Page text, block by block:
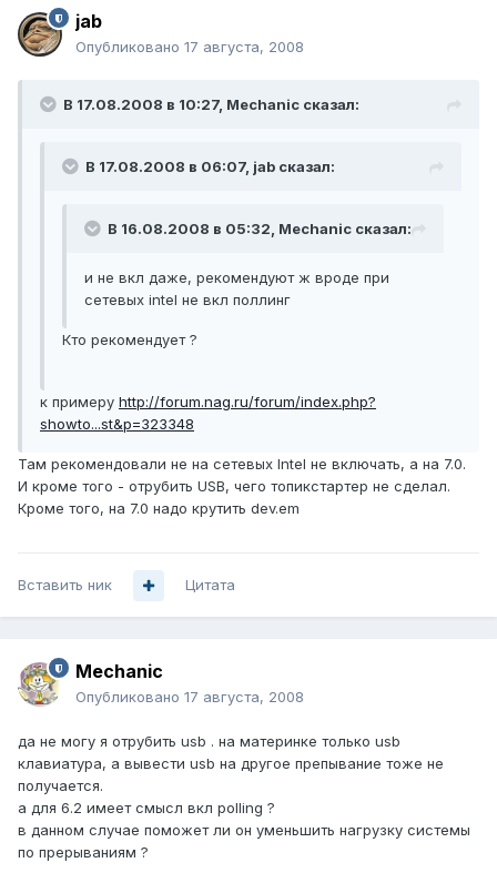
jab
Опубликовано 17 августа, 2008
В 17.08.2008 в 10:27, Mechanic сказал:
В 17.08.2008 в 06:07, jab сказал:
В 16.08.2008 в 05:32, Mechanic сказал:
и не вкл даже, рекомендуют ж вроде при
сетевых intel не вкл поллинг
Кто рекомендует ?
к примеру http://forum.nag.ru/forum/index.php?
showto...st&p=323348
Там рекомендовали не на сетевых Intel не включать, а на 7.0.
И кроме того - отрубить USB, чего топикстартер не сделал.
Кроме того, на 7.0 надо крутить dev.em
Вставить ник Цитата
Mechanic
Опубликовано 17 августа, 2008
да не могу я отрубить usb . на материнке только usb
клавиатура, а вывести usb на другое препывание тоже не
получается.
а для 6.2 имеет смысл вкл polling ?
в данном случае поможет ли он уменьшить нагрузку системы
по прерываниям ?